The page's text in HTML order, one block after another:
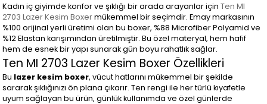
Kadın iç giyimde konfor ve şıklığı bir arada arayanlar içinTen MI
2703 Lazer Kesim Boxermükemmel bir seçimdir. Emay markasının
%100 orijinal yerli üretimi olan bu boxer, %88 Microfiber Polyamid ve
%12 Elastan karışımından üretilmiştir. Bu özel materyal, hem hafif
hem de esnek bir yapı sunarak gün boyu rahatlık sağlar.
Ten MI 2703 Lazer Kesim Boxer Özellikleri
Bu lazer kesim boxer, vücut hatlarını mükemmel bir şekilde
sararak şıklığınızı ön plana çıkarır. Ten rengi ile her türlü kıyafetle
uyum sağlayan bu ürün, günlük kullanımda ve özel günlerde